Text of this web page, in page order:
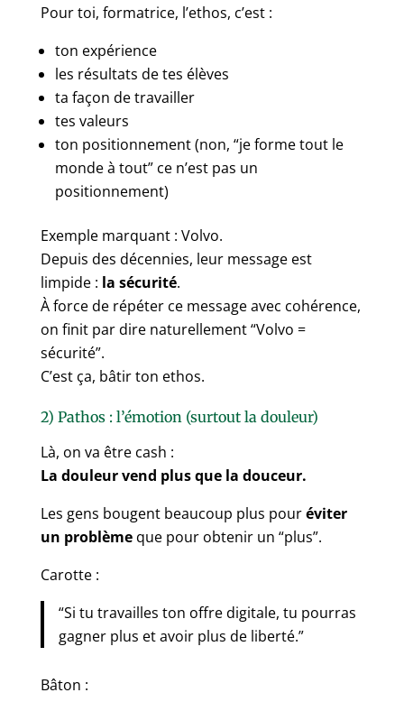
Pour toi, formatrice, l’ethos, c’est :
ton expérience
les résultats de tes élèves
ta façon de travailler
tes valeurs
ton positionnement (non, “je forme tout le
monde à tout” ce n’est pas un
positionnement)
Exemple marquant : Volvo.
Depuis des décennies, leur message est
limpide : la sécurité.
À force de répéter ce message avec cohérence,
on finit par dire naturellement “Volvo =
sécurité”.
C’est ça, bâtir ton ethos.
2) Pathos : l’émotion (surtout la douleur)
Là, on va être cash :
La douleur vend plus que la douceur.
Les gens bougent beaucoup plus pouréviter
un problèmeque pour obtenir un “plus”.
Carotte :
“Si tu travailles ton offre digitale, tu pourras
gagner plus et avoir plus de liberté.”
Bâton :